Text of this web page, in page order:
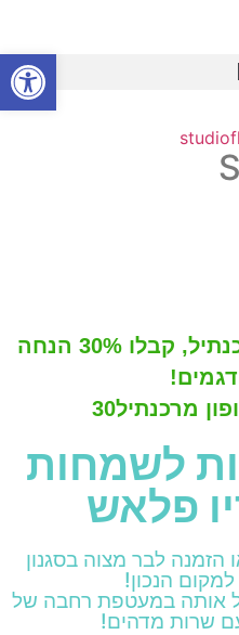
מבצע שווה בשיתוף מרכנתיל, קבלו 30% הנחה
מרכנתיל30
לשמחות
פלאש
לבר מצוה בסגנון
הנכון!
אותה במעטפת רחבה של
שרות מדהים!
פתח